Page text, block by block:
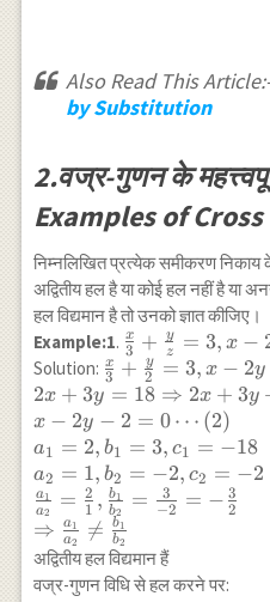
Also Read This
by Substitution
2.वज्र-गुणन के
Examples of
निम्नलिखित प्रत्येक समीकरण निकाय
अद्वितीय हल है या कोई हल नहीं है या
हल विद्यमान है तो उनको ज्ञात कीजिए।
Example:1. \frac{x}
{3}+\frac{y}
{z}=3, x-2
y=2
3
x + z
y = 3, x −
Solution: \frac{x}
{3}+\frac{y}
{2}=3, x-2 y=2
\\ 2x+3 y=18
\Rightarrow 2
x+3 y+18=0
\cdots(1) \\ x-2
y-2=0 \cdots(2)
\\ a_1=2,
b_1=3, c_1=-18
3
x + 2
y = 3, x − 2y
2x + 3y = 18 ⇒ 2x + 3y
x − 2y − 2 = 0 ⋯ (2)
a1 = 2, b1 = 3, c1 = −18
a2 = 1, b2 = −2, c2 = −2
a2
a1 = 1
2 , b2
b1 = −2
3 = − 2
3
⇒ a2
a1 
= b2
b1
अद्वितीय हल विद्यमान हैं
वज्र-गुणन विधि से हल करने पर: